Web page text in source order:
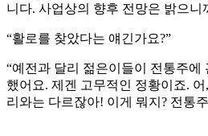
니다. 사업상의 향후 전망은 밝으니
“활로를 찾았다는 얘긴가요?”
“예전과 달리 젊은이들이 전통주에
했어요. 제겐 고무적인 정황이죠.
리와는 다르잖아! 이게 뭐지? 전통